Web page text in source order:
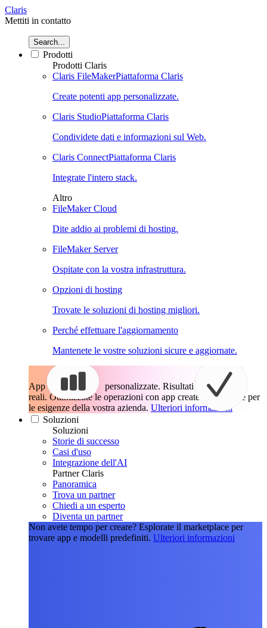
Claris
Mettiti in contatto
Search...
Prodotti
Prodotti Claris
Claris FileMakerPiattaforma Claris
Create potenti app personalizzate.
Claris StudioPiattaforma Claris
Condividete dati e informazioni sul Web.
Claris ConnectPiattaforma Claris
Integrate l'intero stack.
Altro
FileMaker Cloud
Dite addio ai problemi di hosting.
FileMaker Server
Ospitate con la vostra infrastruttura.
Opzioni di hosting
Trovate le soluzioni di hosting migliori.
Perché effettuare l'aggiornamento
Mantenete le vostre soluzioni sicure e aggiornate.
App
personalizzate. Risultati
reali. Ottimizzate le operazioni con app create esattamente per
le esigenze della vostra azienda. Ulteriori informazioni
Soluzioni
Soluzioni
Storie di successo
Casi d'uso
Integrazione dell'AI
Partner Claris
Panoramica
Trova un partner
Chiedi a un esperto
Diventa un partner
Non avete tempo per creare? Esplorate il marketplace per
trovare app e modelli predefiniti. Ulteriori informazioni